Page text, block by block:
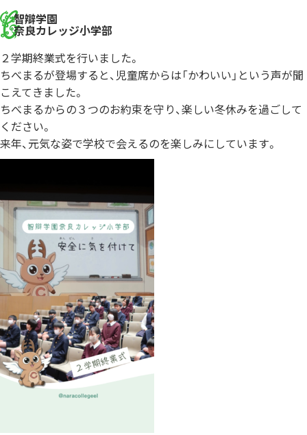
智辯学園
奈良カレッジ小学部
２学期終業式を行いました。
ちべまるが登場すると、児童席からは「かわいい」という声が聞
こえてきました。
ちべまるからの３つのお約束を守り、楽しい冬休みを過ごして
ください。
来年、元気な姿で学校で会えるのを楽しみにしています。